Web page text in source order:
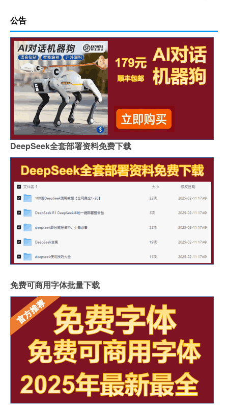
公告
DeepSeek全套部署资料免费下载
免费可商用字体批量下载